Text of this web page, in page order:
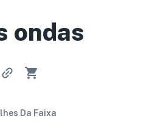
ondas
Da Faixa